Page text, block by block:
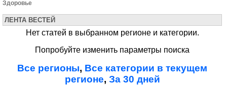
Здоровье
ЛЕНТА ВЕСТЕЙ
Нет статей в выбранном регионе и категории.
Попробуйте изменить параметры поиска
Все регионы, Все категории в текущем
регионе, За 30 дней